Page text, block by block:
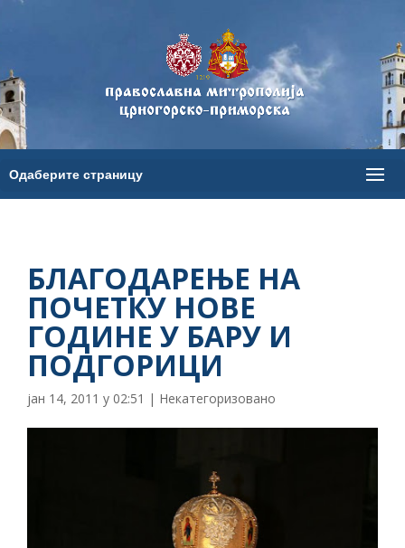
БЛАГОДАРЕЊЕ НА
ПОЧЕТКУ НОВЕ
ГОДИНЕ У БАРУ И
ПОДГОРИЦИ
јан 14, 2011 у 02:51 | Некатегоризовано